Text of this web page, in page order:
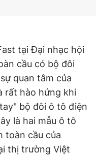
tại Đại nhạc hội
cầu có bộ đôi
quan tâm của
rất hào hứng khi
bộ đôi ô tô điện
là hai mẫu ô tô
toàn cầu của
thị trường Việt